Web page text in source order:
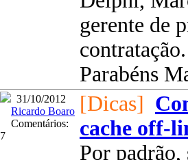
gerente de
contratação.
Parabéns
31/10/2012
Ricardo Boaro
Comentários:
7
[Dicas]
cache off-
Por